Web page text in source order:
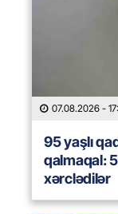
07.08.2026 -
95 yaşlı
qalmaqal:
xərclədilər